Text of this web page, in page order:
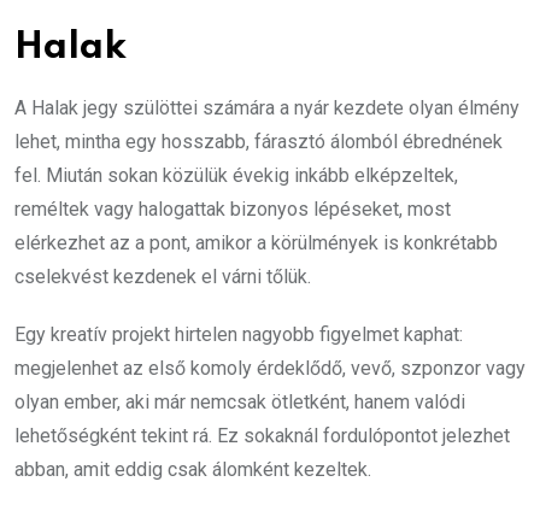
Halak
A Halak jegy szülöttei számára a nyár kezdete olyan élmény
lehet, mintha egy hosszabb, fárasztó álomból ébrednének
fel. Miután sokan közülük évekig inkább elképzeltek,
reméltek vagy halogattak bizonyos lépéseket, most
elérkezhet az a pont, amikor a körülmények is konkrétabb
cselekvést kezdenek el várni tőlük.
Egy kreatív projekt hirtelen nagyobb figyelmet kaphat:
megjelenhet az első komoly érdeklődő, vevő, szponzor vagy
olyan ember, aki már nemcsak ötletként, hanem valódi
lehetőségként tekint rá. Ez sokaknál fordulópontot jelezhet
abban, amit eddig csak álomként kezeltek.